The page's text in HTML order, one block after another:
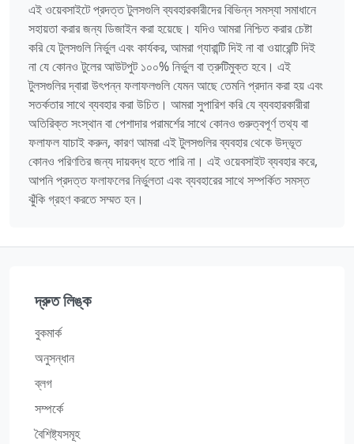
এই ওয়েবসাইটে প্রদত্ত টুলসগুলি ব্যবহারকারীদের বিভিন্ন সমস্যা সমাধানে
সহায়তা করার জন্য ডিজাইন করা হয়েছে। যদিও আমরা নিশ্চিত করার চেষ্টা
করি যে টুলসগুলি নির্ভুল এবং কার্যকর, আমরা গ্যারান্টি দিই না বা ওয়ারেন্টি দিই
না যে কোনও টুলের আউটপুট ১০০% নির্ভুল বা ত্রুটিমুক্ত হবে। এই
টুলসগুলির দ্বারা উৎপন্ন ফলাফলগুলি যেমন আছে তেমনি প্রদান করা হয় এবং
সতর্কতার সাথে ব্যবহার করা উচিত। আমরা সুপারিশ করি যে ব্যবহারকারীরা
অতিরিক্ত সংস্থান বা পেশাদার পরামর্শের সাথে কোনও গুরুত্বপূর্ণ তথ্য বা
ফলাফল যাচাই করুন, কারণ আমরা এই টুলসগুলির ব্যবহার থেকে উদ্ভূত
কোনও পরিণতির জন্য দায়বদ্ধ হতে পারি না। এই ওয়েবসাইট ব্যবহার করে,
আপনি প্রদত্ত ফলাফলের নির্ভুলতা এবং ব্যবহারের সাথে সম্পর্কিত সমস্ত
ঝুঁকি গ্রহণ করতে সম্মত হন।
দ্রুত লিঙ্ক
বুকমার্ক
অনুসন্ধান
ব্লগ
সম্পর্কে
বৈশিষ্ট্যসমূহ